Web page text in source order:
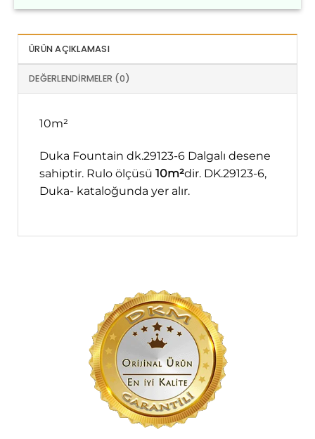
ÜRÜN AÇIKLAMASI
DEĞERLENDIRMELER (0)
10m²
Duka Fountain dk.29123-6 Dalgalı desene
sahiptir. Rulo ölçüsü 10m²dir. DK.29123-6,
Duka- kataloğunda yer alır.